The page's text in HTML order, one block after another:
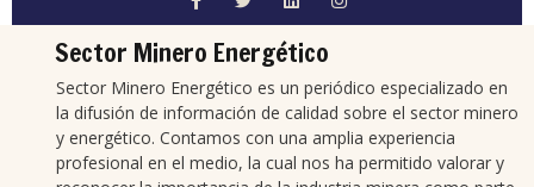
Sector Minero Energético
Sector Minero Energético es un periódico especializado en
la difusión de información de calidad sobre el sector minero
y energético. Contamos con una amplia experiencia
profesional en el medio, la cual nos ha permitido valorar y